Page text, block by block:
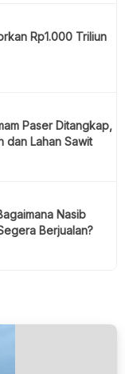
Rp1.000 Triliun
Paser Ditangkap,
dan Lahan Sawit
Nasib
Berjualan?